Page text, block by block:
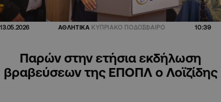
13.05.2026 ΑΘΛΗΤΙΚΑ ΚΥΠΡΙΑΚΟ ΠΟΔΟΣΦΑΙΡΟ 10:39
Παρών στην ετήσια εκδήλωση
βραβεύσεων της ΕΠΟΠΛ ο Λοϊζίδης